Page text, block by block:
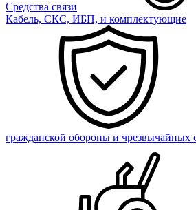
Средства связи
Кабель, СКС, ИБП, и комплектующие
гражданской обороны и чрезвычайных